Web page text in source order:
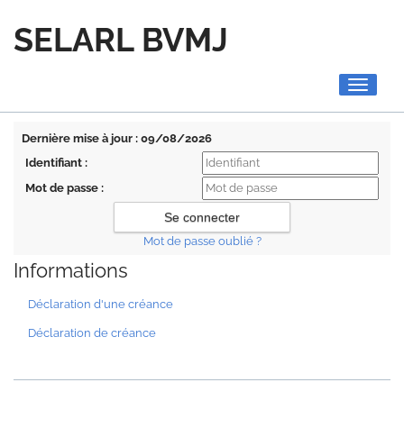
SELARL BVMJ
Toggle
Dernière mise à jour : 09/08/2026
Identifiant :
Mot de passe :
Mot de passe oublié ?
Informations
Déclaration d'une créance
Déclaration de créance